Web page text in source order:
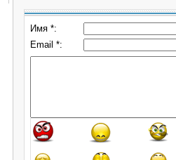
Имя *:
Email *: